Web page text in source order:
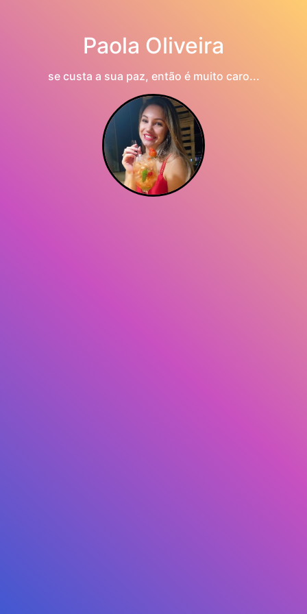
Paola Oliveira
se custa a sua paz, então é muito caro...